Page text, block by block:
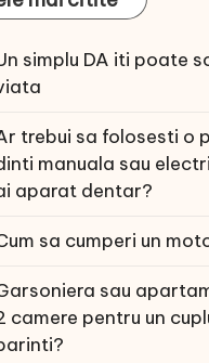
simplu DA iti poate
trebui sa folosesti o
manuala sau
aparat dentar?
sa cumperi un
sau
camere pentru un